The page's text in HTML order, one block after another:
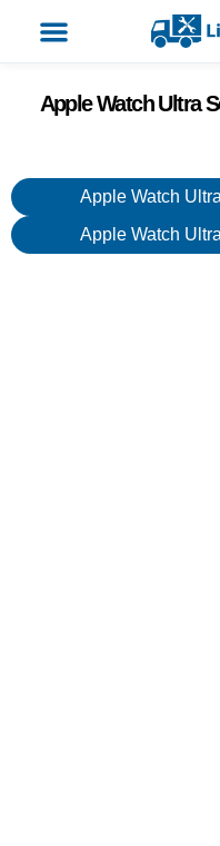
Apple Watch Ultra
Apple Watch
Apple Watch